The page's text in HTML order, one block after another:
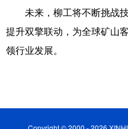
陕西 甘肃
新疆 内蒙古
English Español
未来，柳工将不断挑战技
提升双擎联动，为全球矿山
领行业发展。